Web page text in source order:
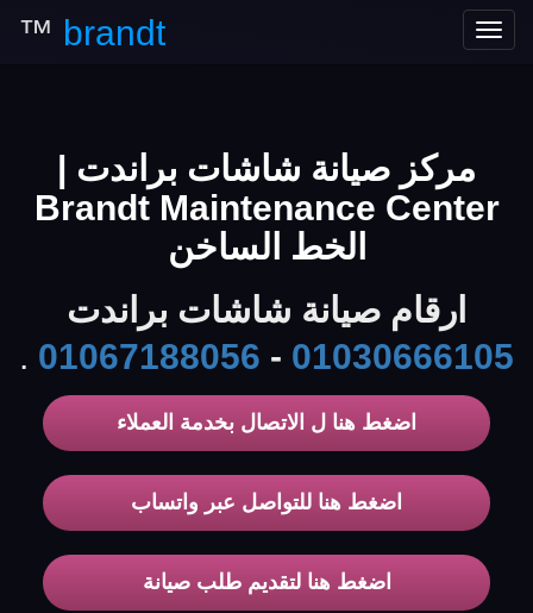
Toggle
brandt
™
مركز صيانة شاشات براندت |
Brandt Maintenance Center
الخط الساخن
ارقام صيانة شاشات براندت
01030666105
-
01067188056
.
اضغط هنا ل الاتصال بخدمة العملاء
اضغط هنا للتواصل عبر واتساب
اضغط هنا لتقديم طلب صيانة